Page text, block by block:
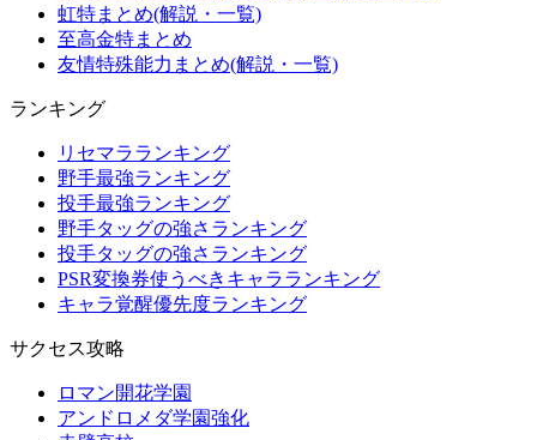
虹特まとめ(解説・一覧)
至高金特まとめ
友情特殊能力まとめ(解説・一覧)
ランキング
リセマラランキング
野手最強ランキング
投手最強ランキング
野手タッグの強さランキング
投手タッグの強さランキング
PSR変換券使うべきキャラランキング
キャラ覚醒優先度ランキング
サクセス攻略
ロマン開花学園
アンドロメダ学園強化